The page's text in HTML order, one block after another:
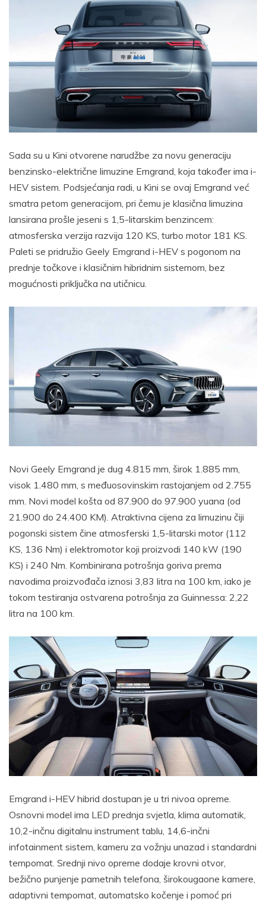
Sada su u Kini otvorene narudžbe za novu generaciju
benzinsko-električne limuzine Emgrand, koja također ima i-
HEV sistem. Podsjećanja radi, u Kini se ovaj Emgrand već
smatra petom generacijom, pri čemu je klasična limuzina
lansirana prošle jeseni s 1,5-litarskim benzincem:
atmosferska verzija razvija 120 KS, turbo motor 181 KS.
Paleti se pridružio Geely Emgrand i-HEV s pogonom na
prednje točkove i klasičnim hibridnim sistemom, bez
mogućnosti priključka na utičnicu.
Novi Geely Emgrand je dug 4.815 mm, širok 1.885 mm,
visok 1.480 mm, s međuosovinskim rastojanjem od 2.755
mm. Novi model košta od 87.900 do 97.900 yuana (od
21.900 do 24.400 KM). Atraktivna cijena za limuzinu čiji
pogonski sistem čine atmosferski 1,5-litarski motor (112
KS, 136 Nm) i elektromotor koji proizvodi 140 kW (190
KS) i 240 Nm. Kombinirana potrošnja goriva prema
navodima proizvođača iznosi 3,83 litra na 100 km, iako je
tokom testiranja ostvarena potrošnja za Guinnessa: 2,22
litra na 100 km.
Emgrand i-HEV hibrid dostupan je u tri nivoa opreme.
Osnovni model ima LED prednja svjetla, klima automatik,
10,2-inčnu digitalnu instrument tablu, 14,6-inčni
infotainment sistem, kameru za vožnju unazad i standardni
tempomat. Srednji nivo opreme dodaje krovni otvor,
bežično punjenje pametnih telefona, širokougaone kamere,
adaptivni tempomat, automatsko kočenje i pomoć pri